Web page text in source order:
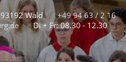
Wald
+49 94 63 / 2 16
Di + Fr: 08.30 - 12.30